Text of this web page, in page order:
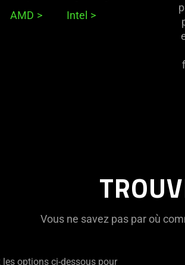
AMD
Intel
Vous ne savez pas par où
les options ci-dessous pour